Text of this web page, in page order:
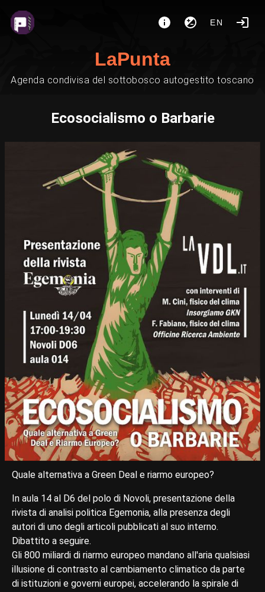
EN
LaPunta
Agenda condivisa del sottobosco autogestito toscano
Ecosocialismo o Barbarie
Quale alternativa a Green Deal e riarmo europeo?
In aula 14 al D6 del polo di Novoli, presentazione della
rivista di analisi politica Egemonia, alla presenza degli
autori di uno degli articoli pubblicati al suo interno.
Dibattito a seguire.
Gli 800 miliardi di riarmo europeo mandano all'aria qualsiasi
illusione di contrasto al cambiamento climatico da parte
di istituzioni e governi europei, accelerando la spirale di